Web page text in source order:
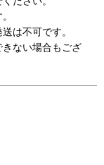
は不可です。
きない場合もござ